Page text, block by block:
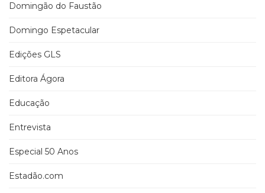
Domingão do Faustão
Domingo Espetacular
Edições GLS
Editora Ágora
Educação
Entrevista
Especial 50 Anos
Estadão.com